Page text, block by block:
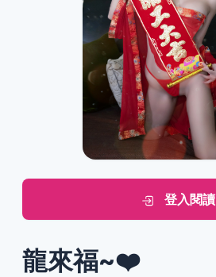
登入閱讀
龍來福~❤️